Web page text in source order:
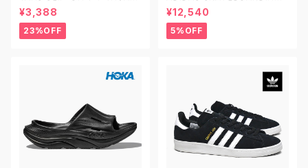
4885GX CHECKERBOARD
BLACK/WHITE 12.0-15.0 ヴ
ァンズ クラシック スリッポン ベ
ルクロ ベビーシューズ
¥3,388
23%OFF
GAZELLE ADV FX6563 23.0
-29.0 アディダス スケートボー
ディング ガゼルADV スエード
黒白
¥12,540
5%OFF